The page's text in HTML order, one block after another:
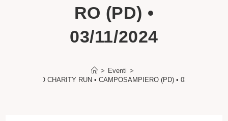
RO (PD) •
03/11/2024
> Eventi >
7ª MIVAO CHARITY RUN • CAMPOSAMPIERO (PD) • 03/11/2024